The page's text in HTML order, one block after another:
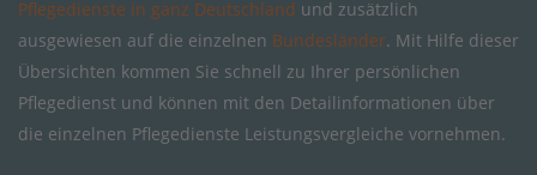
Pflegedienste in ganz Deutschland und zusätzlich
ausgewiesen auf die einzelnen Bundesländer. Mit Hilfe dieser
Übersichten kommen Sie schnell zu Ihrer persönlichen
Pflegedienst und können mit den Detailinformationen über
die einzelnen Pflegedienste Leistungsvergleiche vornehmen.